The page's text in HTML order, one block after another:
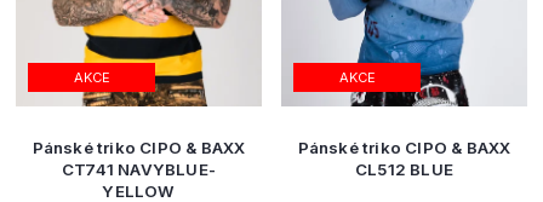
AKCE
Pánské triko CIPO & BAXX
CT741 NAVYBLUE-
YELLOW
AKCE
Pánské triko CIPO & BAXX
CL512 BLUE